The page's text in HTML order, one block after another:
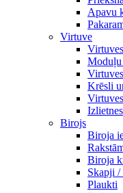
Apavu
Virtuve
Moduļu
Krēsli
Izlietnes
Birojs
Biroja
Biroja
Skapji /
Plaukti